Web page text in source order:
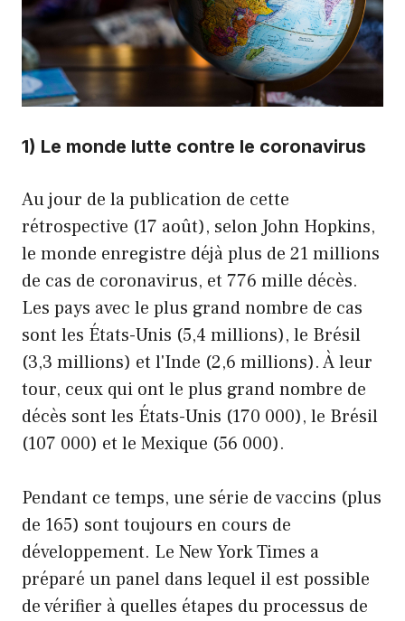
1) Le monde lutte contre le coronavirus
Au jour de la publication de cette
rétrospective (17 août), selon John Hopkins,
le monde enregistre déjà plus de 21 millions
de cas de coronavirus, et 776 mille décès.
Les pays avec le plus grand nombre de cas
sont les États-Unis (5,4 millions), le Brésil
(3,3 millions) et l'Inde (2,6 millions). À leur
tour, ceux qui ont le plus grand nombre de
décès sont les États-Unis (170 000), le Brésil
(107 000) et le Mexique (56 000).
Pendant ce temps, une série de vaccins (plus
de 165) sont toujours en cours de
développement. Le New York Times a
préparé un panel dans lequel il est possible
de vérifier à quelles étapes du processus de